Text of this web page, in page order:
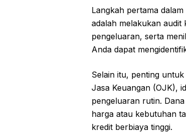
Langkah pertama
adalah melakukan audit
pengeluaran, serta
Anda dapat
Selain itu, penting
Jasa Keuangan (OJK),
pengeluaran rutin.
harga atau kebutuhan
kredit berbiaya tinggi.